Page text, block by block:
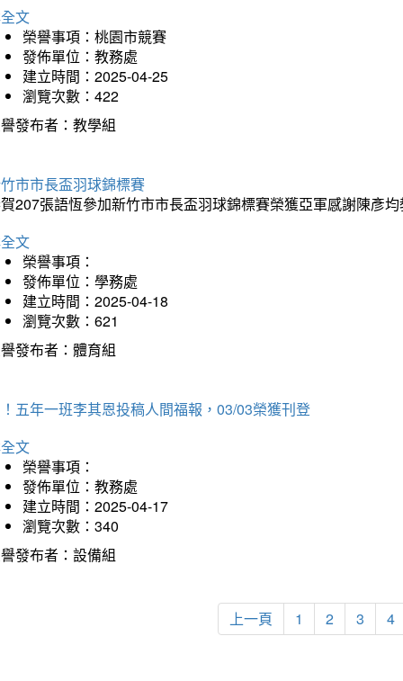
文
榮譽事項：桃園市競賽
發佈單位：教務處
建立時間：2025-04-25
瀏覽次數：422
發布者：教學組
市市長盃羽球錦標賽
207張語恆參加新竹市市長盃羽球錦標賽榮獲亞軍感謝陳彥
文
榮譽事項：
發佈單位：學務處
建立時間：2025-04-18
瀏覽次數：621
發布者：體育組
五年一班李其恩投稿人間福報，03/03榮獲刊登
文
榮譽事項：
發佈單位：教務處
建立時間：2025-04-17
瀏覽次數：340
發布者：設備組
上一頁 1 2 3 4